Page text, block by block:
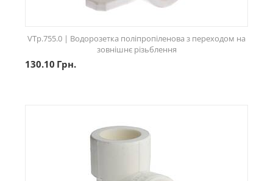
VTp.755.0 | Водорозетка поліпропіленова з переходом на
зовнішнє різьблення
130.10 Грн.